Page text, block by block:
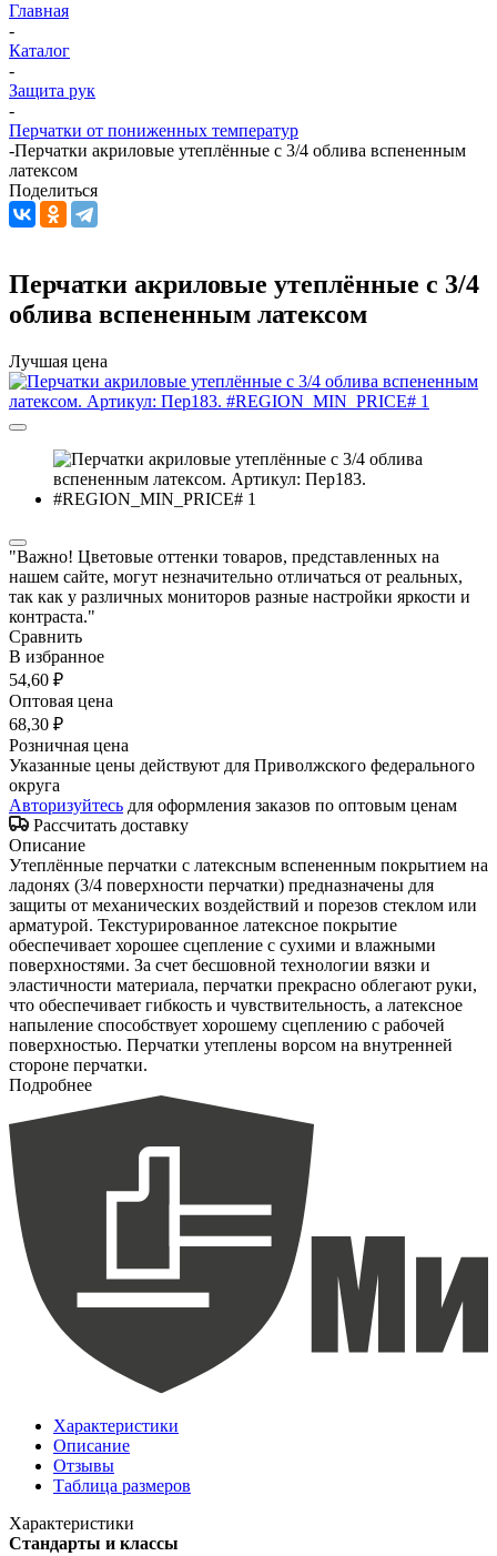
Главная
-
Каталог
-
Защита рук
-
Перчатки от пониженных температур
-Перчатки акриловые утеплённые с 3/4 облива вспененным
латексом
Поделиться
Перчатки акриловые утеплённые с 3/4
облива вспененным латексом
Лучшая цена
"Важно! Цветовые оттенки товаров, представленных на
нашем сайте, могут незначительно отличаться от реальных,
так как у различных мониторов разные настройки яркости и
контраста."
Сравнить
В избранное
54,60 ₽
Оптовая цена
68,30 ₽
Розничная цена
Указанные цены действуют для Приволжского федерального
округа
Авторизуйтесь для оформления заказов по оптовым ценам
Рассчитать доставку
Описание
Утеплённые перчатки с латексным вспененным покрытием на
ладонях (3/4 поверхности перчатки) предназначены для
защиты от механических воздействий и порезов стеклом или
арматурой. Текстурированное латексное покрытие
обеспечивает хорошее сцепление с сухими и влажными
поверхностями. За счет бесшовной технологии вязки и
эластичности материала, перчатки прекрасно облегают руки,
что обеспечивает гибкость и чувствительность, а латексное
напыление способствует хорошему сцеплению с рабочей
поверхностью. Перчатки утеплены ворсом на внутренней
стороне перчатки.
Подробнее
Характеристики
Описание
Отзывы
Таблица размеров
Характеристики
Стандарты и классы